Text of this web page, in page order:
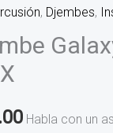
, Djembes,
Habla con un